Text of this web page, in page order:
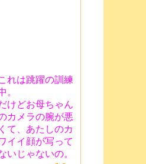
れは跳躍の訓練
。
けどお母ちゃん
カメラの腕が悪
くて、あたしのカ
イイ顔が写って
いじゃないの。